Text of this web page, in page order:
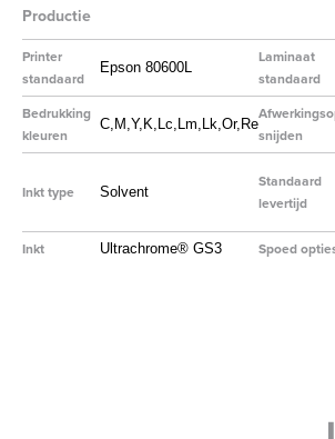
Productie
Printer
standaard
Epson 80600L
Laminaat
standaard
Bedrukking
kleuren
C,M,Y,K,Lc,Lm,Lk,Or,Re
snijden
Inkt type Solvent
Standaard
levertijd
Inkt
Ultrachrome® GS3 Spoed